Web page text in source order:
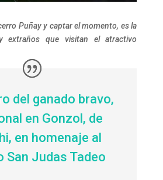
Puñay y captar el momento, es la
extraños que visitan el atractivo
del ganado bravo,
en Gonzol, de
en homenaje al
San Judas Tadeo